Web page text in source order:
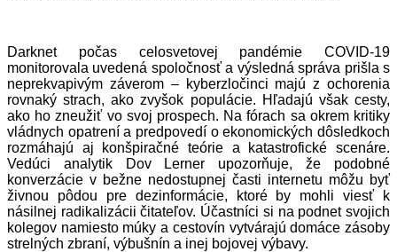
Darknet počas celosvetovej pandémie COVID-19
monitorovala uvedená spoločnosť a výsledná správa prišla s
neprekvapivým záverom – kyberzločinci majú z ochorenia
rovnaký strach, ako zvyšok populácie. Hľadajú však cesty,
ako ho zneužiť vo svoj prospech. Na fórach sa okrem kritiky
vládnych opatrení a predpovedí o ekonomických dôsledkoch
rozmáhajú aj konšpiračné teórie a katastrofické scenáre.
Vedúci analytik Dov Lerner upozorňuje, že podobné
konverzácie v bežne nedostupnej časti internetu môžu byť
živnou pôdou pre dezinformácie, ktoré by mohli viesť k
násilnej radikalizácii čitateľov. Účastníci si na podnet svojich
kolegov namiesto múky a cestovín vytvárajú domáce zásoby
strelných zbraní, výbušnín a inej bojovej výbavy.